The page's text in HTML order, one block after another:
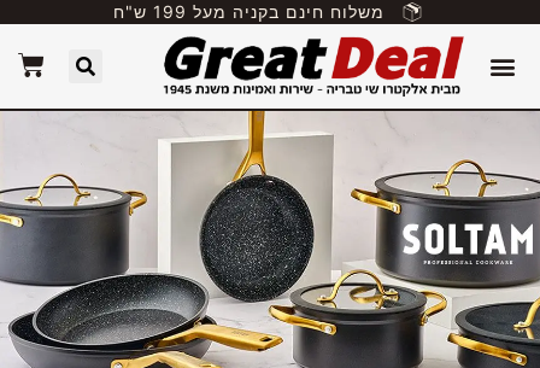
משלוח חינם בקניה מעל 199 ש"ח